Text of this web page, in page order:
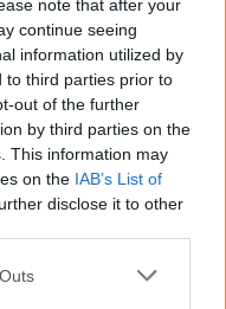
note that after your
continue seeing
information utilized by
to third parties prior to
out of the further
by third parties on the
This information may
on the IAB’s List of
disclose it to other
one or more Google
e tensioni politiche